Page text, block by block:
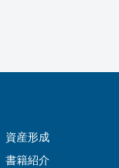
資産形成
書籍紹介